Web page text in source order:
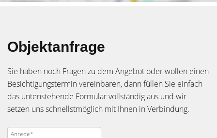
Objektanfrage
Sie haben noch Fragen zu dem Angebot oder wollen einen
Besichtigungstermin vereinbaren, dann füllen Sie einfach
das untenstehende Formular vollständig aus und wir
setzen uns schnellstmöglich mit Ihnen in Verbindung.